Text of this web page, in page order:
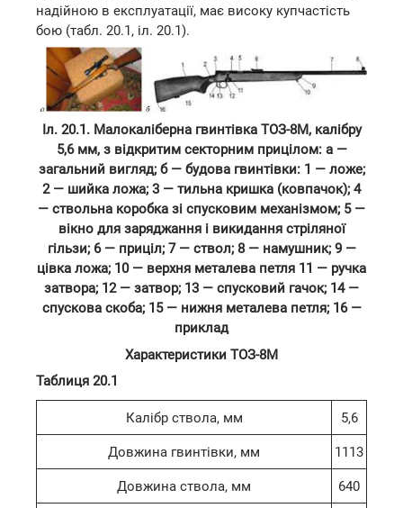
надійною в експлуатації, має високу купчастість
бою (табл. 20.1, іл. 20.1).
Іл. 20.1. Малокаліберна гвинтівка ТОЗ-8М, калібру
5,6 мм, з відкритим секторним прицілом: а —
загальний вигляд; б — будова гвинтівки: 1 — ложе;
2 — шийка ложа; 3 — тильна кришка (ковпачок); 4
— ствольна коробка зі спусковим механізмом; 5 —
вікно для заряджання і викидання стріляної
гільзи; 6 — приціл; 7 — ствол; 8 — намушник; 9 —
цівка ложа; 10 — верхня металева петля 11 — ручка
затвора; 12 — затвор; 13 — спусковий гачок; 14 —
спускова скоба; 15 — нижня металева петля; 16 —
приклад
Характеристики ТОЗ-8М
Таблиця 20.1
Калібр ствола, мм 5,6
Довжина гвинтівки, мм 1113
Довжина ствола, мм 640